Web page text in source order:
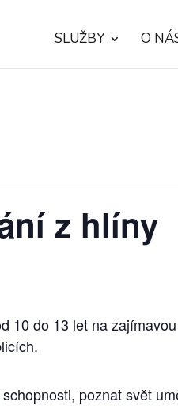
SLUŽBY O
z hlíny
10 do 13 let na
poznat svět